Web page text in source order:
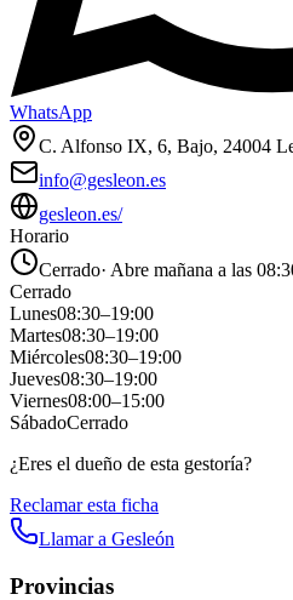
WhatsApp
C. Alfonso IX, 6, Bajo, 24004
info@gesleon.es
gesleon.es/
Horario
Cerrado· Abre mañana a las
Cerrado
Lunes08:30–19:00
Martes08:30–19:00
Miércoles08:30–19:00
Jueves08:30–19:00
Viernes08:00–15:00
SábadoCerrado
¿Eres el dueño de esta gestoría?
Reclamar esta ficha
Llamar a Gesleón
Provincias